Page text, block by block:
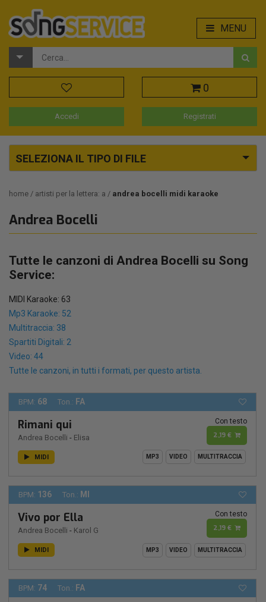
MENU
0
Accedi Registrati
SELEZIONA IL TIPO DI FILE
home artisti per la lettera: a andrea bocelli midi karaoke
Andrea Bocelli
Tutte le canzoni di Andrea Bocelli su Song
Service:
MIDI Karaoke: 63
Mp3 Karaoke: 52
Multitraccia: 38
Spartiti Digitali: 2
Video: 44
Tutte le canzoni, in tutti i formati, per questo artista.
BPM: 68 Ton.: FA
Rimani qui
Andrea Bocelli - Elisa
Con testo
2,19 €
MIDI MP3 VIDEO MULTITRACCIA
BPM: 136 Ton.: MI
Vivo por Ella
Andrea Bocelli - Karol G
Con testo
2,19 €
MIDI MP3 VIDEO MULTITRACCIA
BPM: 74 Ton.: FA